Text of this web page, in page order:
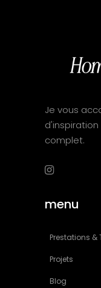
Je vous
complet.
menu
Prestations &
Projets
Blog